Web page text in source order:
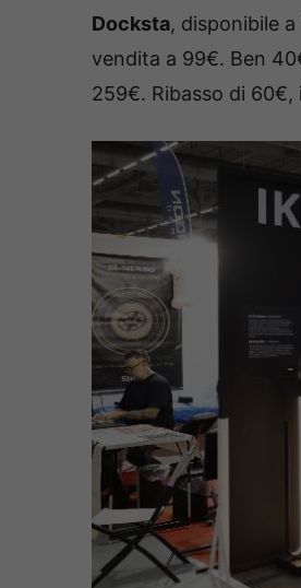
Docksta, disponibile
vendita a 99€. Ben
259€. Ribasso di